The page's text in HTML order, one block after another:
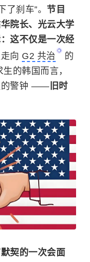
刹车”。 节目
院长、光云大学
这不仅是一次经
向 G2 共治
的
的韩国而言，
的警钟 —— 旧时
契的一次会面